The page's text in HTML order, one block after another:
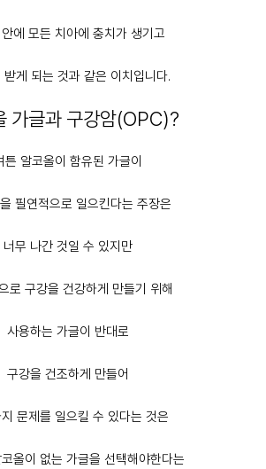
에 모든 치아에 충치가 생기고
받게 되는 것과 같은 이치입니다.
가글과 구강암(OPC)?
튼 알코올이 함유된 가글이
필연적으로 일으킨다는 주장은
너무 나간 것일 수 있지만
로 구강을 건강하게 만들기 위해
사용하는 가글이 반대로
구강을 건조하게 만들어
문제를 일으킬 수 있다는 것은
코올이 없는 가글을 선택해야한다는